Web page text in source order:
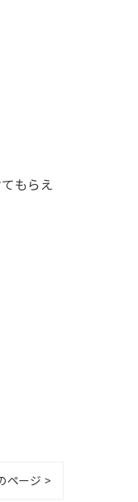
もらえ
ページ >